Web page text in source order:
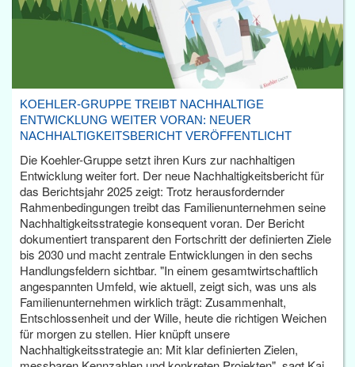
KOEHLER-GRUPPE TREIBT NACHHALTIGE
ENTWICKLUNG WEITER VORAN: NEUER
NACHHALTIGKEITSBERICHT VERÖFFENTLICHT
Die Koehler-Gruppe setzt ihren Kurs zur nachhaltigen
Entwicklung weiter fort. Der neue Nachhaltigkeitsbericht für
das Berichtsjahr 2025 zeigt: Trotz herausfordernder
Rahmenbedingungen treibt das Familienunternehmen seine
Nachhaltigkeitsstrategie konsequent voran. Der Bericht
dokumentiert transparent den Fortschritt der definierten Ziele
bis 2030 und macht zentrale Entwicklungen in den sechs
Handlungsfeldern sichtbar. "In einem gesamtwirtschaftlich
angespannten Umfeld, wie aktuell, zeigt sich, was uns als
Familienunternehmen wirklich trägt: Zusammenhalt,
Entschlossenheit und der Wille, heute die richtigen Weichen
für morgen zu stellen. Hier knüpft unsere
Nachhaltigkeitsstrategie an: Mit klar definierten Zielen,